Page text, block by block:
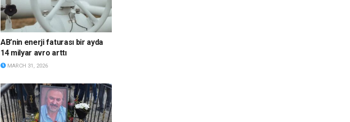
AB’nin enerji faturası bir ayda
14 milyar avro arttı
MARCH 31, 2026